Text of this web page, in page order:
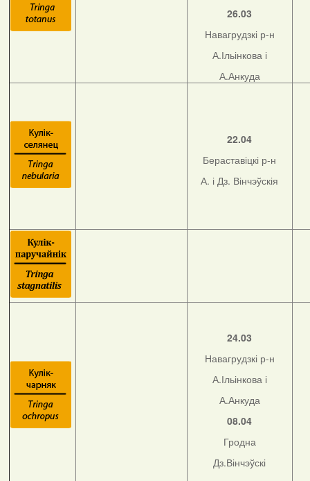
26.03
Навагрудзкі р-н
А.Ільінкова і
А.Анкуда
22.04
Бераставіцкі р-н
А. і Дз. Вінчэўскія
24.03
Навагрудзкі р-н
А.Ільінкова і
А.Анкуда
08.04
Гродна
Дз.Вінчэўскі